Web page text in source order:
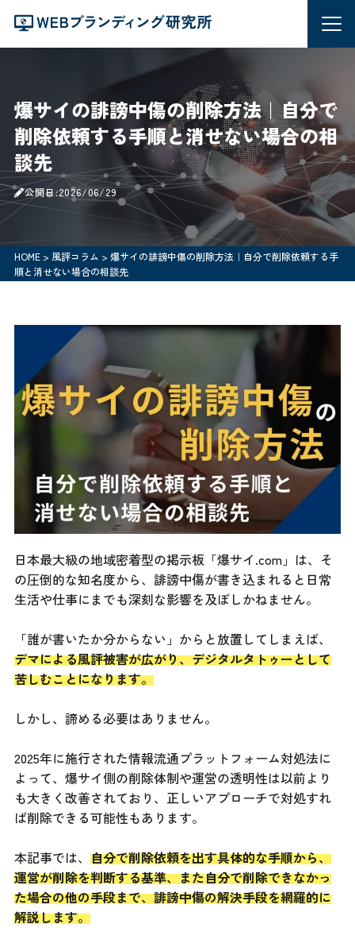
爆サイの誹謗中傷の削除方法｜自分で
削除依頼する手順と消せない場合の相
談先
公開日:2026/06/29
HOME> 風評コラム > 爆サイの誹謗中傷の削除方法｜自分で削除依頼する手
順と消せない場合の相談先
日本最大級の地域密着型の掲示板「爆サイ.com」は、そ
の圧倒的な知名度から、誹謗中傷が書き込まれると日常
生活や仕事にまでも深刻な影響を及ぼしかねません。
「誰が書いたか分からない」からと放置してしまえば、
デマによる風評被害が広がり、デジタルタトゥーとして
苦しむことになります。
しかし、諦める必要はありません。
2025年に施行された情報流通プラットフォーム対処法に
よって、爆サイ側の削除体制や運営の透明性は以前より
も大きく改善されており、正しいアプローチで対処すれ
ば削除できる可能性もあります。
本記事では、 自分で削除依頼を出す具体的な手順から、
運営が削除を判断する基準、また自分で削除できなかっ
た場合の他の手段まで、誹謗中傷の解決手段を網羅的に
解説します。